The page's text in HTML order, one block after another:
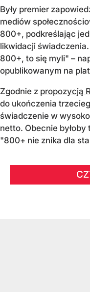
Były premier
mediów
800+, podkreślając
likwidacji
800+, to się myli" –
opublikowanym na
Zgodnie z propozycją
do ukończenia
świadczenie w
netto. Obecnie byłoby
"800+ nie znika dla